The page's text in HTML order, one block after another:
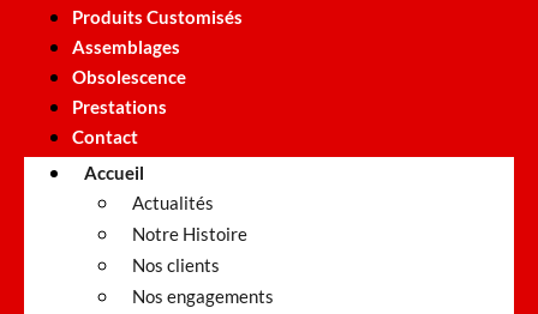
Produits Customisés
Assemblages
Obsolescence
Prestations
Contact
Accueil
Actualités
Notre Histoire
Nos clients
Nos engagements